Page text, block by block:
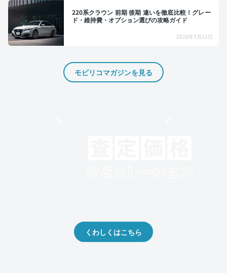
220系クラウン 前期 後期 違いを徹底比較！グレー
ド・維持費・オプション選びの攻略ガイド
2026年7月21日
モビリコマガジンを見る
くわしくはこちら